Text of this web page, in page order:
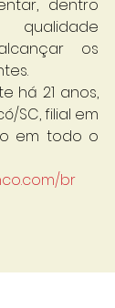
dentro
os
há 21 anos,
SC, filial em
em todo o
br